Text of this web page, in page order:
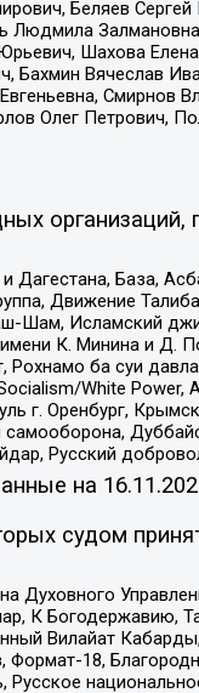
Беляев Сергей
Людмила
Шахова
Бахмин Вячеслав
Смирнов
Олег Петрович,
организаций,
База,
Движение
Шам, Исламский
К. Минина и Д.
ба суи
White Power,
г. Оренбург,
Русский
на
судом
Духовного
К Богодержавию,
Вилайат
Формат-18,